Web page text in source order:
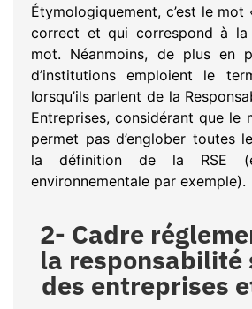
Étymologiquement, c’est le
correct et qui correspond à
mot. Néanmoins, de plus en
d’institutions emploient le
lorsqu’ils parlent de la
Entreprises, considérant que le
permet pas d’englober toutes
la définition de la RSE
environnementale par exemple).
2- Cadre
la responsabilité
des entreprises